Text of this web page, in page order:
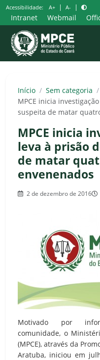
Pular
para
o
conteúdo
Acessibilidade: A+ | A- |
Intranet Webmail
Início / Sem categoria /
MPCE inicia
suspeita de matar
MPCE inicia
leva à prisão
de matar
envenenados
2 de dezembro de 2016
Motivado por
comunidade, o
(MPCE), através da
Aratuba, iniciou em